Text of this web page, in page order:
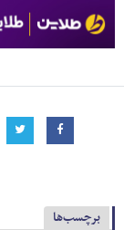
برچسب‌ها